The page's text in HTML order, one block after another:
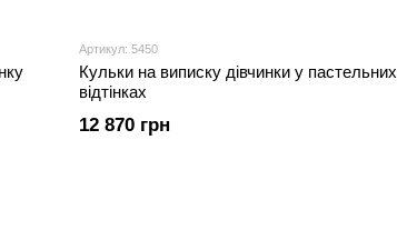
Артикул: 5450
Кульки на виписку дівчинки у пастельних
відтінках
12 870 грн